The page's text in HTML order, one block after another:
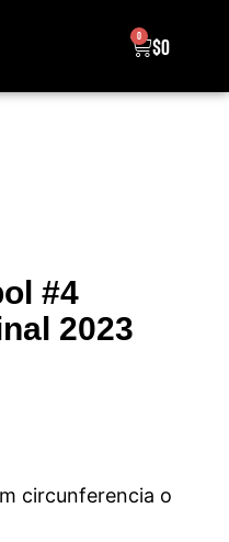
$0
0
#4
2023
circunferencia o